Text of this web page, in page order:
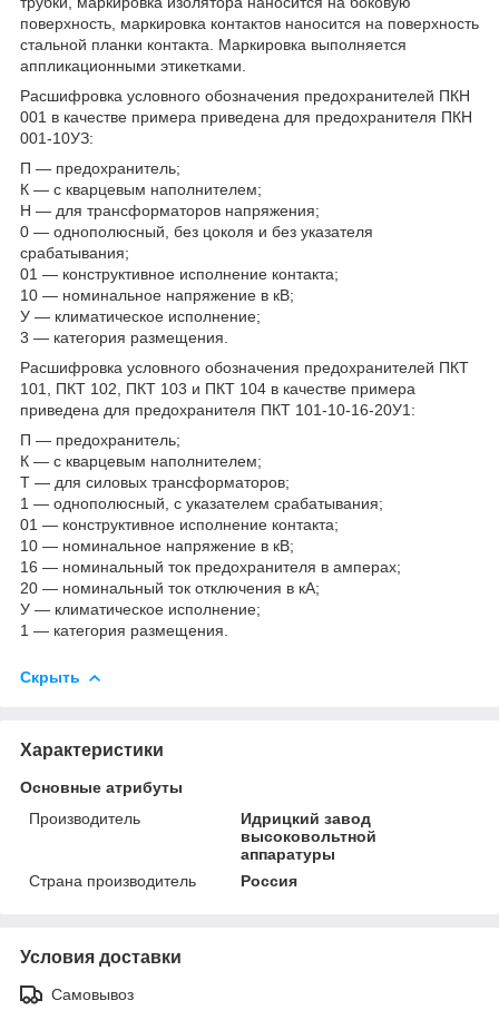
поверхность, маркировка контактов наносится на поверхность
стальной планки контакта. Маркировка выполняется
аппликационными этикетками.
Расшифровка условного обозначения предохранителей ПКН
001 в качестве примера приведена для предохранителя ПКН
001-10УЗ:
П — предохранитель;
К — с кварцевым наполнителем;
Н — для трансформаторов напряжения;
0 — однополюсный, без цоколя и без указателя
срабатывания;
01 — конструктивное исполнение контакта;
10 — номинальное напряжение в кВ;
У — климатическое исполнение;
3 — категория размещения.
Расшифровка условного обозначения предохранителей ПКТ
101, ПКТ 102, ПКТ 103 и ПКТ 104 в качестве примера
приведена для предохранителя ПКТ 101-10-16-20У1:
П — предохранитель;
К — с кварцевым наполнителем;
Т — для силовых трансформаторов;
1 — однополюсный, с указателем срабатывания;
01 — конструктивное исполнение контакта;
10 — номинальное напряжение в кВ;
16 — номинальный ток предохранителя в амперах;
20 — номинальный ток отключения в кА;
У — климатическое исполнение;
1 — категория размещения.
Скрыть
Характеристики
Основные атрибуты
Производитель
Идрицкий завод
высоковольтной
аппаратуры
Страна производитель
Россия
Условия доставки
Самовывоз